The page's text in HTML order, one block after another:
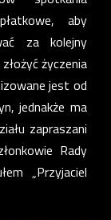
aby
za kolejny
życzenia
jest od
jednakże ma
zapraszani
Rady
„Przyjaciel